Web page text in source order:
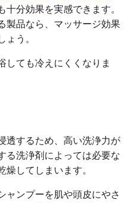
分効果を実感できます。
製品なら、マッサージ効果
ょう。
しても冷えにくくなりま
透するため、高い洗浄力が
る洗浄剤によっては必要な
燥してしまいます。
ャンプーを肌や頭皮にやさ